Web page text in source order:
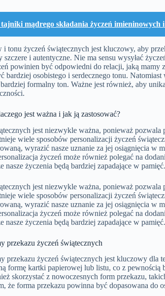
mądrego składania życzeń imieninowych
tonu życzeń świątecznych jest kluczowy, aby
szczere i autentyczne. Nie ma sensu wysyłać
powinien być odpowiedni do relacji, jaką mamy
bardziej osobistego i serdecznego tonu.
formalny ton. Ważne jest również, aby
jest ważna i jak ją zastosować?
jest niezwykle ważna, ponieważ
wiele sposobów personalizacji życzeń
wyrazić nasze uznanie za jej osiągnięcia w
życzeń może również polegać na
nasze życzenia będą bardziej zapadające w pamięć.
jest niezwykle ważna, ponieważ
wiele sposobów personalizacji życzeń
wyrazić nasze uznanie za jej osiągnięcia w
życzeń może również polegać na
nasze życzenia będą bardziej zapadające w pamięć.
przekazu życzeń świątecznych
przekazu życzeń świątecznych jest kluczowy dla
formę kartki papierowej lub listu, co z pewnością
skorzystać z nowoczesnych form przekazu,
że forma przekazu powinna być dopasowana do